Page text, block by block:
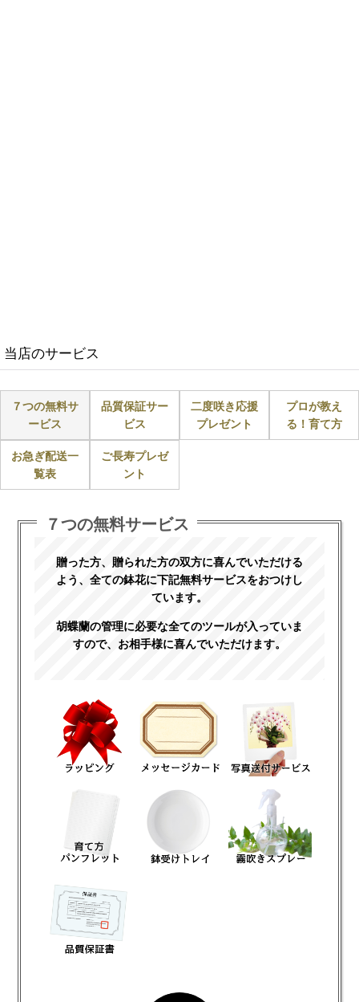
当店のサービス
７つの無料サ
ービス
品質保証サー
ビス
二度咲き応援
プレゼント
プロが教え
る！育て方
お急ぎ配送一
覧表
ご長寿プレゼ
ント
７つの無料サービス
贈った方、贈られた方の双方に喜んでいただける
よう、全ての鉢花に下記無料サービスをおつけし
ています。
胡蝶蘭の管理に必要な全てのツールが入っていま
すので、お相手様に喜んでいただけます。